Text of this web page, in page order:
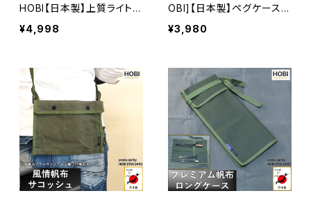
HOBI【日本製】上質ライト帆
布 撥水パラフィン加工 [無
骨でタフ] 巾着 ソロ キャン
ツ 野球 バット 三脚 カメラ
登山 焚火 タープ テント [M
ADE IN JAPAN]
¥4,998
OBI]【日本製】ペグケース
粗目風情仕上げ帆布 撥水
パラフィン加工 [無骨でタ
付き) ギア収納 工具 小物
傘 アウトドア キャンプ レジ
ャー ホビ [MADE IN JAPA
¥3,980